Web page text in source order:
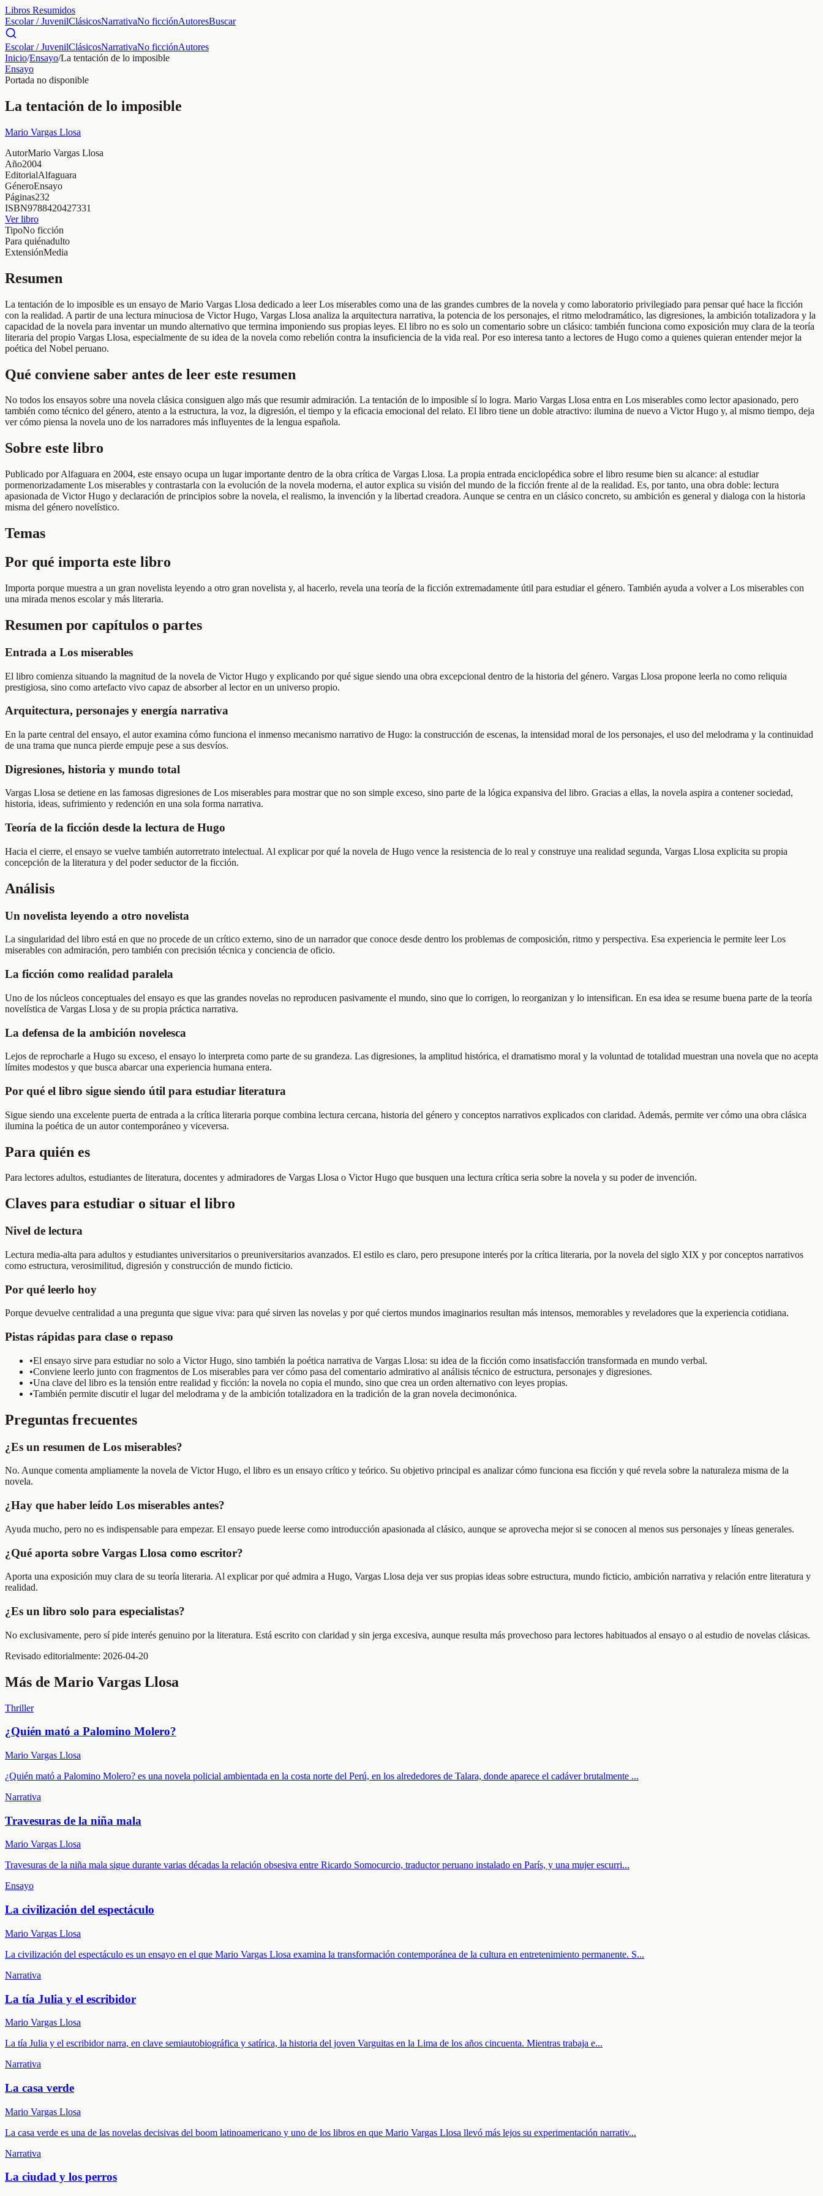
Libros Resumidos
Escolar / JuvenilClásicosNarrativaNo ficciónAutoresBuscar
Escolar / JuvenilClásicosNarrativaNo ficciónAutores
Inicio/Ensayo/La tentación de lo imposible
Ensayo
Portada no disponible
La tentación de lo imposible
Mario Vargas Llosa
AutorMario Vargas Llosa
Año2004
EditorialAlfaguara
GéneroEnsayo
Páginas232
ISBN9788420427331
Ver libro
TipoNo ficción
Para quiénadulto
ExtensiónMedia
Resumen
La tentación de lo imposible es un ensayo de Mario Vargas Llosa dedicado a leer Los miserables como una de las grandes cumbres de la novela y como laboratorio privilegiado para pensar qué hace la ficción
con la realidad. A partir de una lectura minuciosa de Victor Hugo, Vargas Llosa analiza la arquitectura narrativa, la potencia de los personajes, el ritmo melodramático, las digresiones, la ambición totalizadora y la
capacidad de la novela para inventar un mundo alternativo que termina imponiendo sus propias leyes. El libro no es solo un comentario sobre un clásico: también funciona como exposición muy clara de la teoría
literaria del propio Vargas Llosa, especialmente de su idea de la novela como rebelión contra la insuficiencia de la vida real. Por eso interesa tanto a lectores de Hugo como a quienes quieran entender mejor la
poética del Nobel peruano.
Qué conviene saber antes de leer este resumen
No todos los ensayos sobre una novela clásica consiguen algo más que resumir admiración. La tentación de lo imposible sí lo logra. Mario Vargas Llosa entra en Los miserables como lector apasionado, pero
también como técnico del género, atento a la estructura, la voz, la digresión, el tiempo y la eficacia emocional del relato. El libro tiene un doble atractivo: ilumina de nuevo a Victor Hugo y, al mismo tiempo, deja
ver cómo piensa la novela uno de los narradores más influyentes de la lengua española.
Sobre este libro
Publicado por Alfaguara en 2004, este ensayo ocupa un lugar importante dentro de la obra crítica de Vargas Llosa. La propia entrada enciclopédica sobre el libro resume bien su alcance: al estudiar
pormenorizadamente Los miserables y contrastarla con la evolución de la novela moderna, el autor explica su visión del mundo de la ficción frente al de la realidad. Es, por tanto, una obra doble: lectura
apasionada de Victor Hugo y declaración de principios sobre la novela, el realismo, la invención y la libertad creadora. Aunque se centra en un clásico concreto, su ambición es general y dialoga con la historia
misma del género novelístico.
Temas
Por qué importa este libro
Importa porque muestra a un gran novelista leyendo a otro gran novelista y, al hacerlo, revela una teoría de la ficción extremadamente útil para estudiar el género. También ayuda a volver a Los miserables con
una mirada menos escolar y más literaria.
Resumen por capítulos o partes
Entrada a Los miserables
El libro comienza situando la magnitud de la novela de Victor Hugo y explicando por qué sigue siendo una obra excepcional dentro de la historia del género. Vargas Llosa propone leerla no como reliquia
prestigiosa, sino como artefacto vivo capaz de absorber al lector en un universo propio.
Arquitectura, personajes y energía narrativa
En la parte central del ensayo, el autor examina cómo funciona el inmenso mecanismo narrativo de Hugo: la construcción de escenas, la intensidad moral de los personajes, el uso del melodrama y la continuidad
de una trama que nunca pierde empuje pese a sus desvíos.
Digresiones, historia y mundo total
Vargas Llosa se detiene en las famosas digresiones de Los miserables para mostrar que no son simple exceso, sino parte de la lógica expansiva del libro. Gracias a ellas, la novela aspira a contener sociedad,
historia, ideas, sufrimiento y redención en una sola forma narrativa.
Teoría de la ficción desde la lectura de Hugo
Hacia el cierre, el ensayo se vuelve también autorretrato intelectual. Al explicar por qué la novela de Hugo vence la resistencia de lo real y construye una realidad segunda, Vargas Llosa explicita su propia
concepción de la literatura y del poder seductor de la ficción.
Análisis
Un novelista leyendo a otro novelista
La singularidad del libro está en que no procede de un crítico externo, sino de un narrador que conoce desde dentro los problemas de composición, ritmo y perspectiva. Esa experiencia le permite leer Los
miserables con admiración, pero también con precisión técnica y conciencia de oficio.
La ficción como realidad paralela
Uno de los núcleos conceptuales del ensayo es que las grandes novelas no reproducen pasivamente el mundo, sino que lo corrigen, lo reorganizan y lo intensifican. En esa idea se resume buena parte de la teoría
novelística de Vargas Llosa y de su propia práctica narrativa.
La defensa de la ambición novelesca
Lejos de reprocharle a Hugo su exceso, el ensayo lo interpreta como parte de su grandeza. Las digresiones, la amplitud histórica, el dramatismo moral y la voluntad de totalidad muestran una novela que no acepta
límites modestos y que busca abarcar una experiencia humana entera.
Por qué el libro sigue siendo útil para estudiar literatura
Sigue siendo una excelente puerta de entrada a la crítica literaria porque combina lectura cercana, historia del género y conceptos narrativos explicados con claridad. Además, permite ver cómo una obra clásica
ilumina la poética de un autor contemporáneo y viceversa.
Para quién es
Para lectores adultos, estudiantes de literatura, docentes y admiradores de Vargas Llosa o Victor Hugo que busquen una lectura crítica seria sobre la novela y su poder de invención.
Claves para estudiar o situar el libro
Nivel de lectura
Lectura media-alta para adultos y estudiantes universitarios o preuniversitarios avanzados. El estilo es claro, pero presupone interés por la crítica literaria, por la novela del siglo XIX y por conceptos narrativos
como estructura, verosimilitud, digresión y construcción de mundo ficticio.
Por qué leerlo hoy
Porque devuelve centralidad a una pregunta que sigue viva: para qué sirven las novelas y por qué ciertos mundos imaginarios resultan más intensos, memorables y reveladores que la experiencia cotidiana.
Pistas rápidas para clase o repaso
•El ensayo sirve para estudiar no solo a Victor Hugo, sino también la poética narrativa de Vargas Llosa: su idea de la ficción como insatisfacción transformada en mundo verbal.
•Conviene leerlo junto con fragmentos de Los miserables para ver cómo pasa del comentario admirativo al análisis técnico de estructura, personajes y digresiones.
•Una clave del libro es la tensión entre realidad y ficción: la novela no copia el mundo, sino que crea un orden alternativo con leyes propias.
•También permite discutir el lugar del melodrama y de la ambición totalizadora en la tradición de la gran novela decimonónica.
Preguntas frecuentes
¿Es un resumen de Los miserables?
No. Aunque comenta ampliamente la novela de Victor Hugo, el libro es un ensayo crítico y teórico. Su objetivo principal es analizar cómo funciona esa ficción y qué revela sobre la naturaleza misma de la
novela.
¿Hay que haber leído Los miserables antes?
Ayuda mucho, pero no es indispensable para empezar. El ensayo puede leerse como introducción apasionada al clásico, aunque se aprovecha mejor si se conocen al menos sus personajes y líneas generales.
¿Qué aporta sobre Vargas Llosa como escritor?
Aporta una exposición muy clara de su teoría literaria. Al explicar por qué admira a Hugo, Vargas Llosa deja ver sus propias ideas sobre estructura, mundo ficticio, ambición narrativa y relación entre literatura y
realidad.
¿Es un libro solo para especialistas?
No exclusivamente, pero sí pide interés genuino por la literatura. Está escrito con claridad y sin jerga excesiva, aunque resulta más provechoso para lectores habituados al ensayo o al estudio de novelas clásicas.
Revisado editorialmente: 2026-04-20
Más de Mario Vargas Llosa
Thriller
¿Quién mató a Palomino Molero?
Mario Vargas Llosa
¿Quién mató a Palomino Molero? es una novela policial ambientada en la costa norte del Perú, en los alrededores de Talara, donde aparece el cadáver brutalmente ...
Narrativa
Travesuras de la niña mala
Mario Vargas Llosa
Travesuras de la niña mala sigue durante varias décadas la relación obsesiva entre Ricardo Somocurcio, traductor peruano instalado en París, y una mujer escurri...
Ensayo
La civilización del espectáculo
Mario Vargas Llosa
La civilización del espectáculo es un ensayo en el que Mario Vargas Llosa examina la transformación contemporánea de la cultura en entretenimiento permanente. S...
Narrativa
La tía Julia y el escribidor
Mario Vargas Llosa
La tía Julia y el escribidor narra, en clave semiautobiográfica y satírica, la historia del joven Varguitas en la Lima de los años cincuenta. Mientras trabaja e...
Narrativa
La casa verde
Mario Vargas Llosa
La casa verde es una de las novelas decisivas del boom latinoamericano y uno de los libros en que Mario Vargas Llosa llevó más lejos su experimentación narrativ...
Narrativa
La ciudad y los perros